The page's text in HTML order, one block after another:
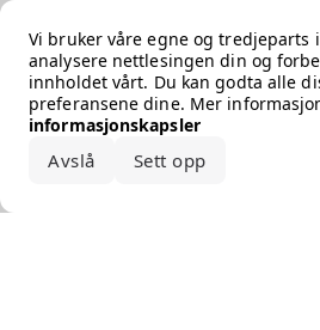
Vi bruker våre egne og tredjeparts
analysere nettlesingen din og
innholdet vårt. Du kan godta alle
preferansene dine. Mer
informasjonskapsler
Avslå Sett opp
Error loading